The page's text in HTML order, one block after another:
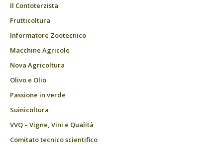
Il Contoterzista
Frutticoltura
Informatore Zootecnico
Macchine Agricole
Nova Agricoltura
Olivo e Olio
Passione in verde
Suinicoltura
VVQ – Vigne, Vini e Qualità
Comitato tecnico scientifico